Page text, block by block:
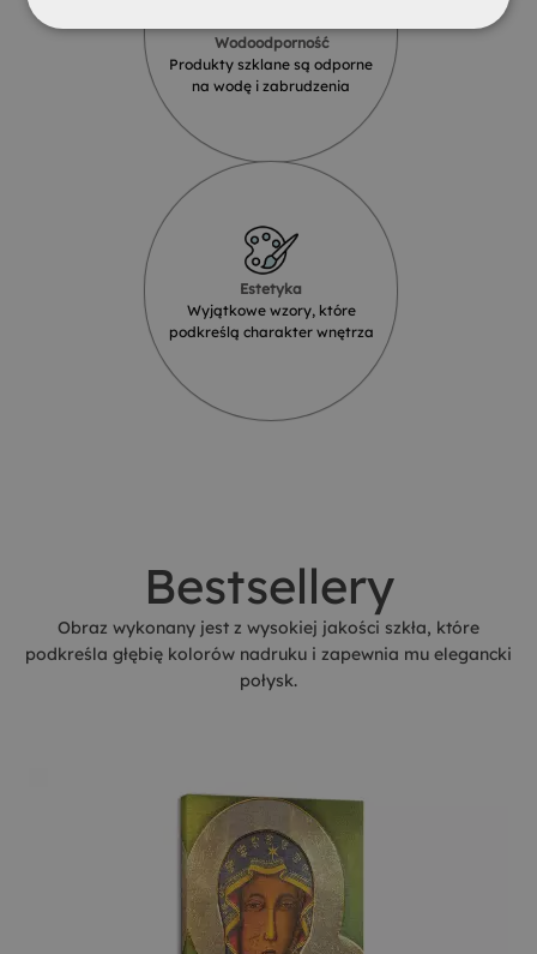
Wodoodporność
Produkty szklane są odporne
na wodę i zabrudzenia
Estetyka
Wyjątkowe wzory, które
podkreślą charakter wnętrza
Bestsellery
Obraz wykonany jest z wysokiej jakości szkła, które
podkreśla głębię kolorów nadruku i zapewnia mu elegancki
połysk.